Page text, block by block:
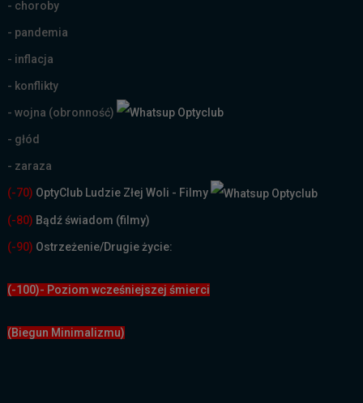
- choroby
- pandemia
- inflacja
- konflikty
- wojna (obronność)
- głód
- zaraza
(-70) OptyClub Ludzie Złej Woli - Filmy
(-80) Bądź świadom (filmy)
(-90) Ostrzeżenie/Drugie życie:
(-100)- Poziom wcześniejszej śmierci
(Biegun Minimalizmu)